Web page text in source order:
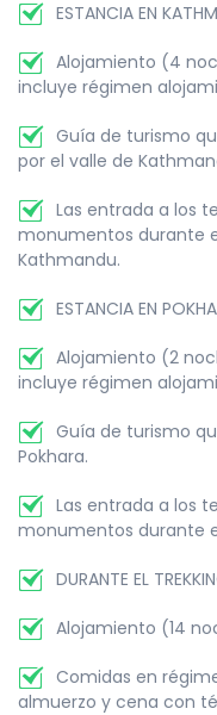
ESTANCIA EN
Alojamiento (4
incluye régimen
Guía de turismo
por el valle de
Las entrada a los
monumentos durante
Kathmandu.
ESTANCIA EN
Alojamiento (2
incluye régimen
Guía de turismo
Pokhara.
Las entrada a los
monumentos durante
DURANTE EL
Alojamiento (14
Comidas en
almuerzo y cena con